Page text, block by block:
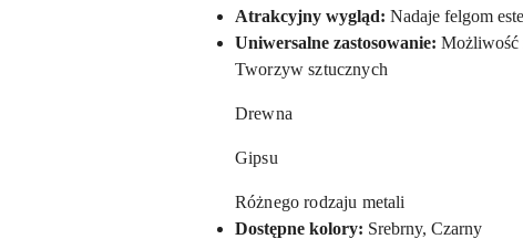
Atrakcyjny wygląd: Nadaje felgom
Uniwersalne zastosowanie: Możliwość
Tworzyw sztucznych
Drewna
Gipsu
Różnego rodzaju metali
Dostępne kolory: Srebrny, Czarny